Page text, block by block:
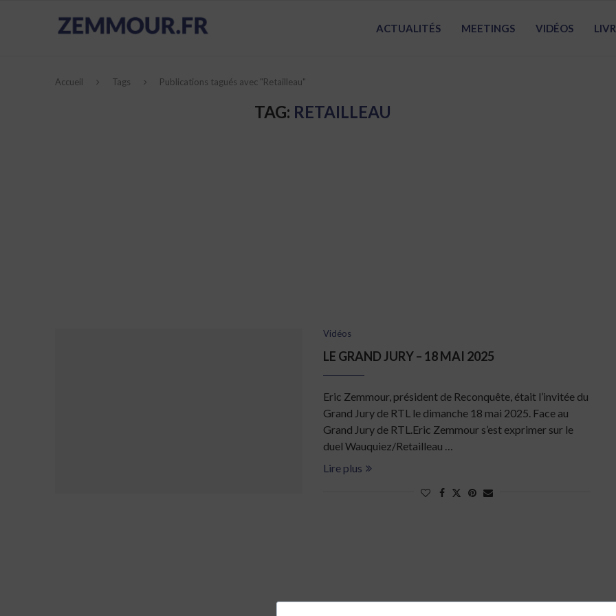
ACTUALITÉS MEETINGS VIDÉOS
Accueil Tags Publications tagués avec "Retailleau"
TAG: RETAILLEAU
Vidéos
LE GRAND JURY – 18 MAI 2025
Eric Zemmour, président de Reconquête, était l’invitée du
Grand Jury de RTL le dimanche 18 mai 2025. Face au
Grand Jury de RTL.Eric Zemmour s’est exprimer sur le
duel Wauquiez/Retailleau …
Lire plus